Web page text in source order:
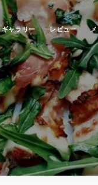
ギャラリー レビュー